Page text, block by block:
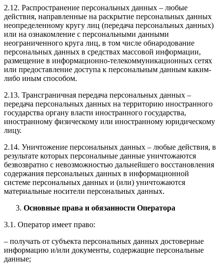
2.12. Распространение персональных данных – любые
действия, направленные на раскрытие персональных данных
неопределенному кругу лиц (передача персональных данных)
или на ознакомление с персональными данными
неограниченного круга лиц, в том числе обнародование
персональных данных в средствах массовой информации,
размещение в информационно-телекоммуникационных сетях
или предоставление доступа к персональным данным каким-
либо иным способом.
2.13. Трансграничная передача персональных данных –
передача персональных данных на территорию иностранного
государства органу власти иностранного государства,
иностранному физическому или иностранному юридическому
лицу.
2.14. Уничтожение персональных данных – любые действия, в
результате которых персональные данные уничтожаются
безвозвратно с невозможностью дальнейшего восстановления
содержания персональных данных в информационной
системе персональных данных и (или) уничтожаются
материальные носители персональных данных.
Основные права и обязанности Оператора
3.1. Оператор имеет право:
– получать от субъекта персональных данных достоверные
информацию и/или документы, содержащие персональные
данные;